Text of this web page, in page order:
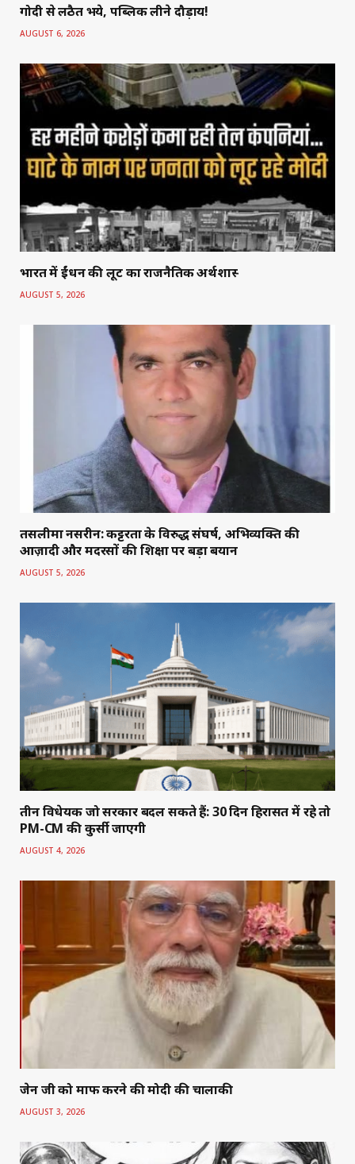
गोदी से लठैत भये, पब्लिक लीने दौड़ाय!
AUGUST 6, 2026
भारत में ईंधन की लूट का राजनैतिक अर्थशास्त्र
AUGUST 5, 2026
तसलीमा नसरीन: कट्टरता के विरुद्ध संघर्ष, अभिव्यक्ति की
आज़ादी और मदरसों की शिक्षा पर बड़ा बयान
AUGUST 5, 2026
तीन विधेयक जो सरकार बदल सकते हैं: 30 दिन हिरासत में रहे तो
PM-CM की कुर्सी जाएगी
AUGUST 4, 2026
जेन जी को माफ करने की मोदी की चालाकी
AUGUST 3, 2026